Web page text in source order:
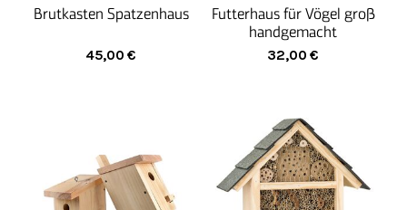
Brutkasten Spatzenhaus
45,00 €
Futterhaus für Vögel groß
handgemacht
32,00 €